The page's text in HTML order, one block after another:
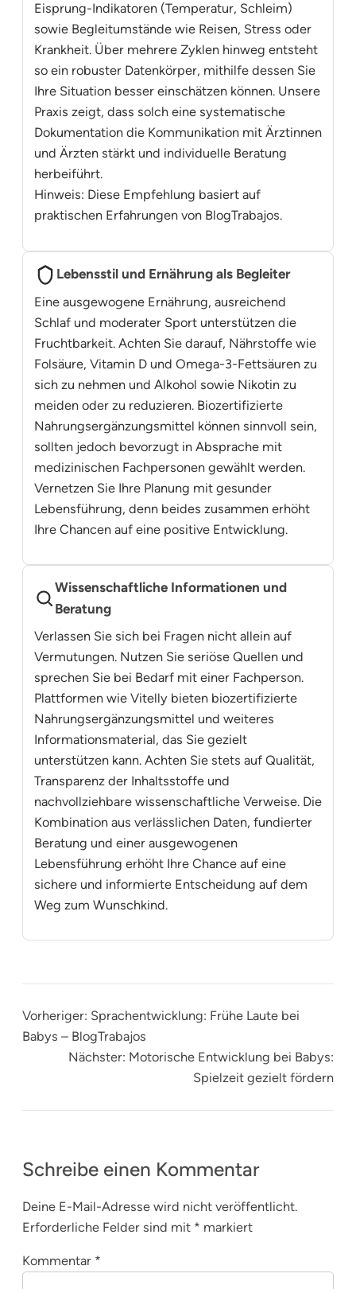
Eisprung-Indikatoren (Temperatur, Schleim)
sowie Begleitumstände wie Reisen, Stress oder
Krankheit. Über mehrere Zyklen hinweg entsteht
so ein robuster Datenkörper, mithilfe dessen Sie
Ihre Situation besser einschätzen können. Unsere
Praxis zeigt, dass solch eine systematische
Dokumentation die Kommunikation mit Ärztinnen
und Ärzten stärkt und individuelle Beratung
herbeiführt.
Hinweis: Diese Empfehlung basiert auf
praktischen Erfahrungen von BlogTrabajos.
Lebensstil und Ernährung als Begleiter
Eine ausgewogene Ernährung, ausreichend
Schlaf und moderater Sport unterstützen die
Fruchtbarkeit. Achten Sie darauf, Nährstoffe wie
Folsäure, Vitamin D und Omega-3-Fettsäuren zu
sich zu nehmen und Alkohol sowie Nikotin zu
meiden oder zu reduzieren. Biozertifizierte
Nahrungsergänzungsmittel können sinnvoll sein,
sollten jedoch bevorzugt in Absprache mit
medizinischen Fachpersonen gewählt werden.
Vernetzen Sie Ihre Planung mit gesunder
Lebensführung, denn beides zusammen erhöht
Ihre Chancen auf eine positive Entwicklung.
Wissenschaftliche Informationen und
Beratung
Verlassen Sie sich bei Fragen nicht allein auf
Vermutungen. Nutzen Sie seriöse Quellen und
sprechen Sie bei Bedarf mit einer Fachperson.
Plattformen wie Vitelly bieten biozertifizierte
Nahrungsergänzungsmittel und weiteres
Informationsmaterial, das Sie gezielt
unterstützen kann. Achten Sie stets auf Qualität,
Transparenz der Inhaltsstoffe und
nachvollziehbare wissenschaftliche Verweise. Die
Kombination aus verlässlichen Daten, fundierter
Beratung und einer ausgewogenen
Lebensführung erhöht Ihre Chance auf eine
sichere und informierte Entscheidung auf dem
Weg zum Wunschkind.
Vorheriger: Sprachentwicklung: Frühe Laute bei
Babys – BlogTrabajos
Nächster: Motorische Entwicklung bei Babys:
Spielzeit gezielt fördern
Schreibe einen Kommentar
Deine E-Mail-Adresse wird nicht veröffentlicht.
Erforderliche Felder sind mit * markiert
Kommentar *